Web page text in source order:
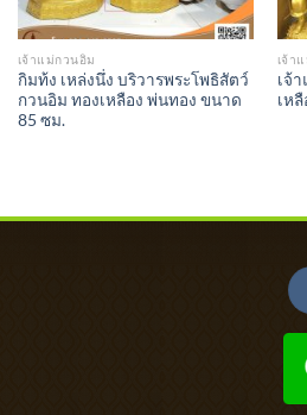
เจ้าแม่กวนอิม
กิมท้ง เหล่งนึ่ง บริวารพระโพธิสัตว์
กวนอิม ทองเหลือง พ่นทอง ขนาด
85 ซม.
เจ้า
เจ้
เห